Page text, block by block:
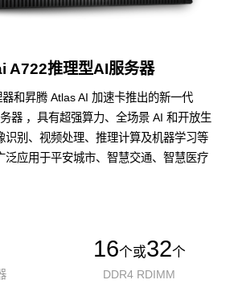
A722推理型AI服务器
和昇腾 Atlas AI 加速卡推出的新一代
器 ，具有超强算力、全场景 AI 和开放生
识别、视频处理、推理计算及机器学习等
泛应用于平安城市、智慧交通、智慧医疗
16个或32个
DDR4 RDIMM